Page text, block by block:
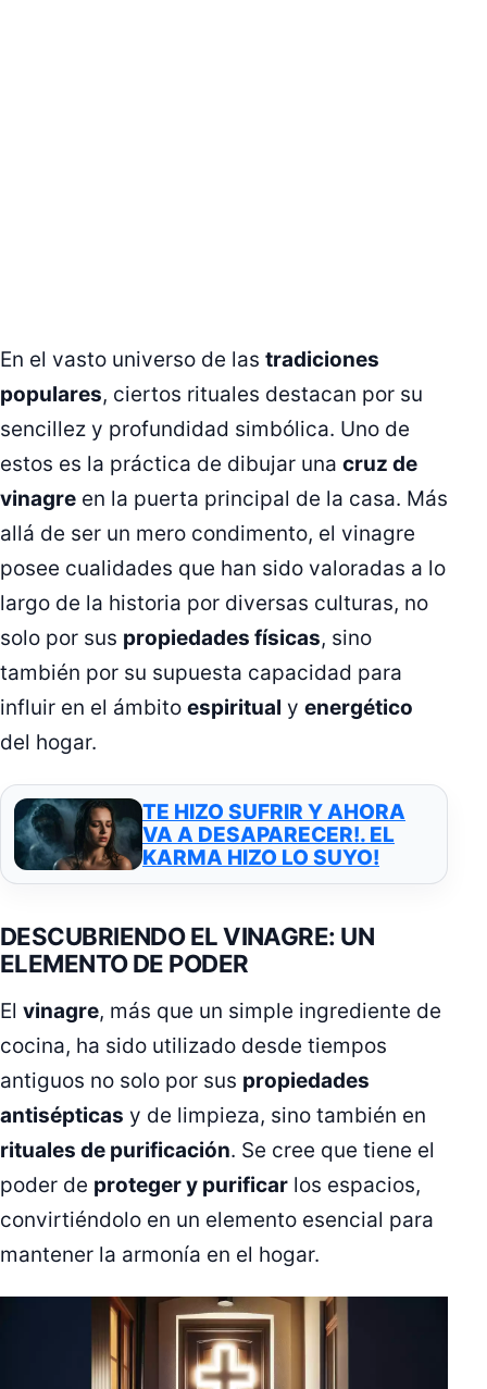
En el vasto universo de las tradiciones
populares, ciertos rituales destacan por su
sencillez y profundidad simbólica. Uno de
estos es la práctica de dibujar una cruz de
vinagre en la puerta principal de la casa. Más
allá de ser un mero condimento, el vinagre
posee cualidades que han sido valoradas a lo
largo de la historia por diversas culturas, no
solo por sus propiedades físicas, sino
también por su supuesta capacidad para
influir en el ámbito espiritual y energético
del hogar.
TE HIZO SUFRIR Y AHORA
VA A DESAPARECER!. EL
KARMA HIZO LO SUYO!
DESCUBRIENDO EL VINAGRE: UN
ELEMENTO DE PODER
El vinagre, más que un simple ingrediente de
cocina, ha sido utilizado desde tiempos
antiguos no solo por sus propiedades
antisépticas y de limpieza, sino también en
rituales de purificación. Se cree que tiene el
poder de proteger y purificar los espacios,
convirtiéndolo en un elemento esencial para
mantener la armonía en el hogar.